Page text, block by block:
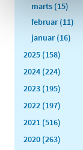
marts (15)
februar (11)
januar (16)
2025 (158)
2024 (224)
2023 (195)
2022 (197)
2021 (516)
2020 (263)